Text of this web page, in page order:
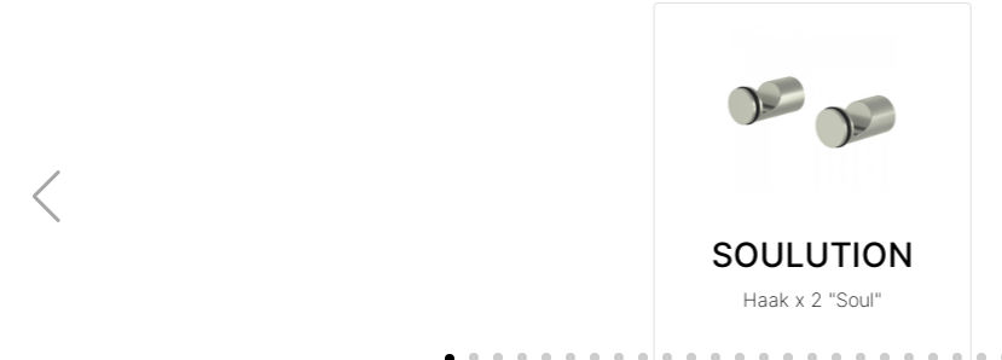
SOULUTION
Haak x 2 "Soul"